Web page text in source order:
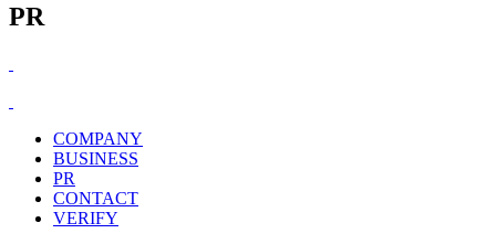
PR
COMPANY
BUSINESS
PR
CONTACT
VERIFY